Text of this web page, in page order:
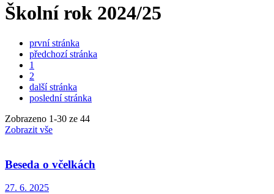
Školní rok 2024/25
první stránka
předchozí stránka
1
2
další stránka
poslední stránka
Zobrazeno 1-30 ze 44
Zobrazit vše
Beseda o včelkách
27. 6. 2025